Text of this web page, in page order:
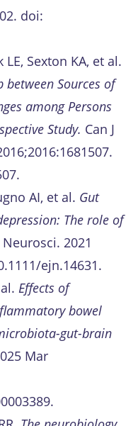
doi:
Sexton KA, et al.
between Sources of
among Persons
Study. Can J
AI, et al. Gut
The role of
Neurosci. 2021
ejn.14631.
Effects of
bowel
gut-brain
Mar